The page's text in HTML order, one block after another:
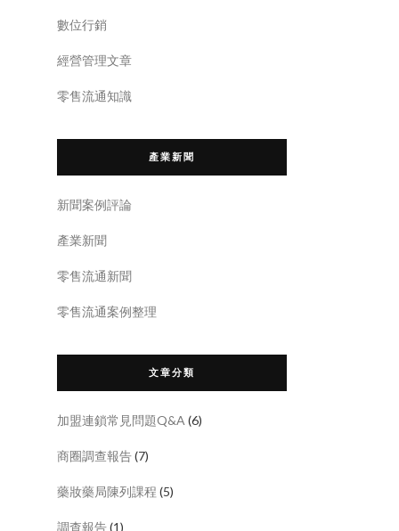
數位行銷
經營管理文章
零售流通知識
產業新聞
新聞案例評論
產業新聞
零售流通新聞
零售流通案例整理
文章分類
加盟連鎖常見問題Q&A (6)
商圈調查報告(7)
藥妝藥局陳列課程 (5)
調查報告(1)